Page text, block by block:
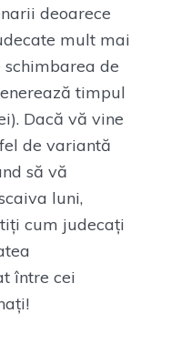
deoarece
mult mai
de
timpul
Dacă vă vine
de variantă
să vă
luni,
cum judecați
între cei